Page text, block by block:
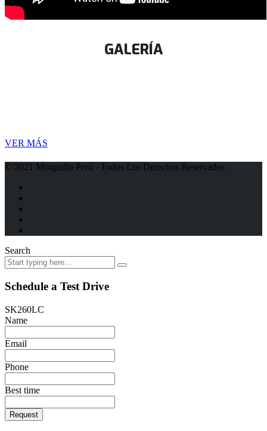
GALERÍA
VER MÁS
© 2021 Morguillo Perú - Todos Los Derechos Reservados
Search
Schedule a Test Drive
SK260LC
Name
Email
Phone
Best time
Request